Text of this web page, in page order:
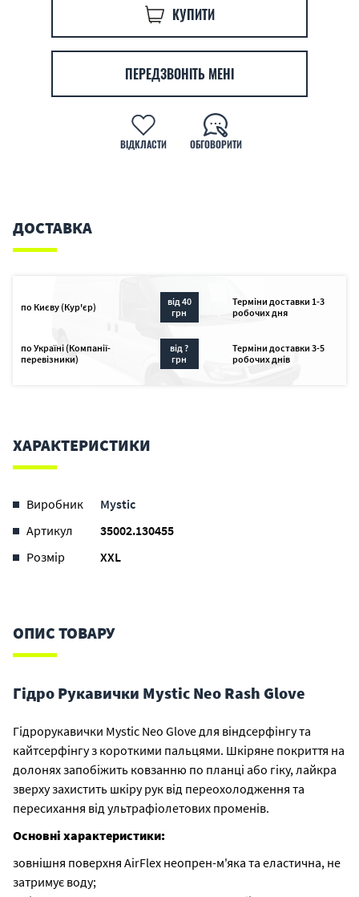
КУПИТИ
ПЕРЕДЗВОНІТЬ МЕНІ
ВІДКЛАСТИ ОБГОВОРИТИ
ДОСТАВКА
по Києву (Кур'єр)
від 40
грн
Терміни доставки 1-3
робочих дня
по Україні (Компанії-
перевізники)
від ?
грн
Терміни доставки 3-5
робочих днів
ХАРАКТЕРИСТИКИ
Виробник
Mystic
Артикул
35002.130455
Розмір
XXL
ОПИС ТОВАРУ
Гідро Рукавички Mystic Neo Rash Glove
Гідрорукавички Mystic Neo Glove для віндсерфінгу та
кайтсерфінгу з короткими пальцями. Шкіряне покриття на
долонях запобіжить ковзанню по планці або гіку, лайкра
зверху захистить шкіру рук від переохолодження та
пересихання від ультрафіолетових променів.
Основні характеристики:
зовнішня поверхня AirFlex неопрен-м'яка та еластична, не
затримує воду;